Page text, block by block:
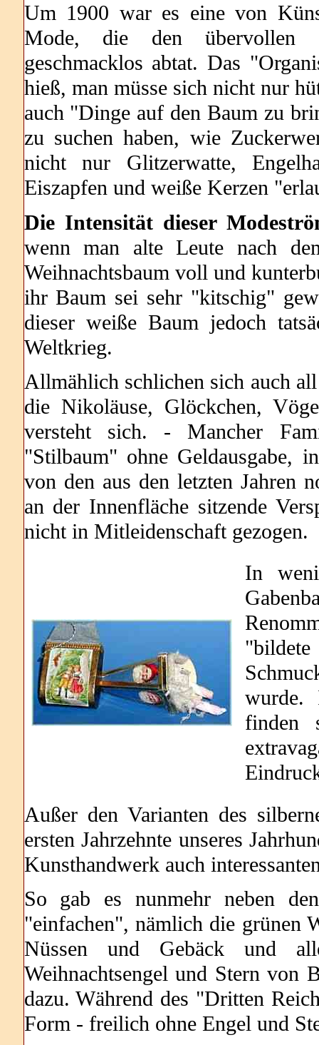
Um 1900 war es eine von
Mode, die den übervollen
geschmacklos abtat. Das
hieß, man müsse sich nicht nur
auch "Dinge auf den Baum zu
zu suchen haben, wie
nicht nur Glitzerwatte,
Eiszapfen und weiße Kerzen
Die Intensität dieser
wenn man alte Leute nach
Weihnachtsbaum voll und
ihr Baum sei sehr "kitschig"
dieser weiße Baum jedoch
Weltkrieg.
Allmählich schlichen sich auch
die Nikoläuse, Glöckchen,
versteht sich. - Mancher
"Stilbaum" ohne Geldausgabe,
von den aus den letzten Jahren
an der Innenfläche sitzende
nicht in Mitleidenschaft gezogen.
In
wurde.
finden
Außer den Varianten des
ersten Jahrzehnte unseres
Kunsthandwerk auch
So gab es nunmehr neben
"einfachen", nämlich die grünen
Nüssen und Gebäck und
Weihnachtsengel und Stern von
dazu. Während des "Dritten
Form - freilich ohne Engel und